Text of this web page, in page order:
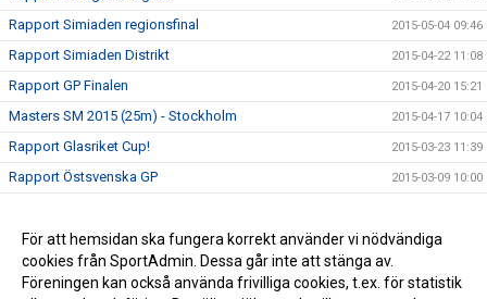
Rapport Simiaden regionsfinal 2015-05-04 09:46
Rapport Simiaden Distrikt 2015-04-22 11:08
Rapport GP Finalen 2015-04-20 15:21
Masters SM 2015 (25m) - Stockholm 2015-04-17 10:04
Rapport Glasriket Cup! 2015-03-23 11:39
Rapport Östsvenska GP 2015-03-09 10:00
Länstrofén 2015 2015-03-02 14:16
Amina krossade skolrekordet! 2015-02-27 09:09
För att hemsidan ska fungera korrekt använder vi nödvändiga
cookies från SportAdmin. Dessa går inte att stänga av.
Föreningen kan också använda frivilliga cookies, t.ex. för statistik